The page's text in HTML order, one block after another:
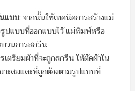
แบบ: จากนั้นใช้เทคนิคการสร้างแม่
ปแบบที่ออกแบบไว้ แม่พิมพ์หรือ
วนการสกรีน
เตรียมผ้าที่จะถูกสกรีน ให้ตัดผ้าใน
าะสมและที่ถูกต้องตามรูปแบบที่